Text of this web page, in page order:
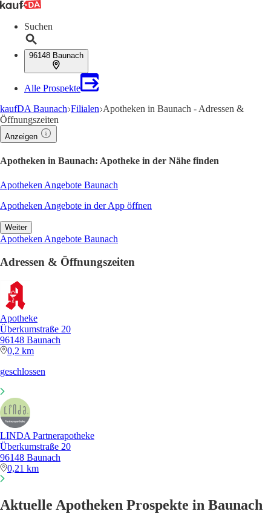
Suchen
96148 Baunach
Alle Prospekte
kaufDA Baunach Filialen Apotheken in Baunach - Adressen &
Öffnungszeiten
Anzeigen
Apotheken in Baunach: Apotheke in der Nähe finden
Apotheken Angebote Baunach
Apotheken Angebote in der App öffnen
Weiter
Apotheken Angebote Baunach
Adressen & Öffnungszeiten
Apotheke
Überkumstraße 20
96148 Baunach
0,2 km
geschlossen
LINDA Partnerapotheke
Überkumstraße 20
96148 Baunach
0,21 km
Aktuelle Apotheken Prospekte in Baunach